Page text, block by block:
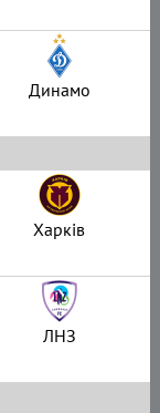
Динамо
Харків
ЛНЗ